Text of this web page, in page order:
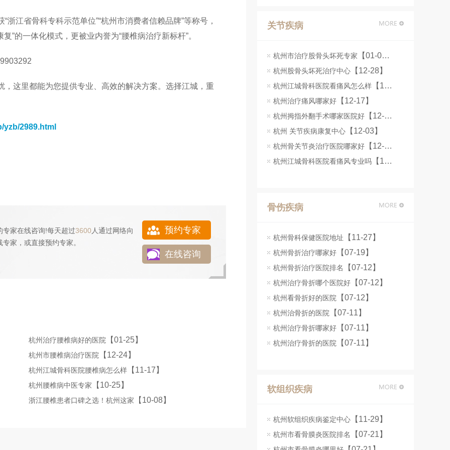
省骨科专科示范单位”“杭州市消费者信赖品牌”等称号，
”的一体化模式，更被业内誉为“腰椎病治疗新标杆”。
里都能为您提供专业、高效的解决方案。选择江城，重
yzb/2989.html
家在线咨询!每天超过3600 人通过网络向
专家，或直接预约专家。
预约专家
在线咨询
杭州治疗腰椎病好的医院 【01-25】
杭州市腰椎病治疗医院 【12-24】
杭州江城骨科医院腰椎病怎么样 【11-17】
杭州腰椎病中医专家 【10-25】
浙江腰椎患者口碑之选！杭州这家 【10-08】
关节疾病
杭州市治疗股骨头坏死专家 【01-06】
杭州股骨头坏死治疗中心 【12-28】
杭州江城骨科医院看痛风怎么样 【12-18】
杭州治疗痛风哪家好 【12-17】
杭州拇指外翻手术哪家医院好 【12-08】
杭州 关节疾病康复中心 【12-03】
杭州骨关节炎治疗医院哪家好 【12-02】
杭州江城骨科医院看痛风专业吗 【11-22】
骨伤疾病
杭州骨科保健医院地址 【11-27】
杭州骨折治疗哪家好 【07-19】
杭州骨折治疗医院排名 【07-12】
杭州治疗骨折哪个医院好 【07-12】
杭州看骨折好的医院 【07-12】
杭州治骨折的医院 【07-11】
杭州治疗骨折哪家好 【07-11】
杭州治疗骨折的医院 【07-11】
软组织疾病
杭州软组织疾病鉴定中心 【11-29】
杭州市看骨膜炎医院排名 【07-21】